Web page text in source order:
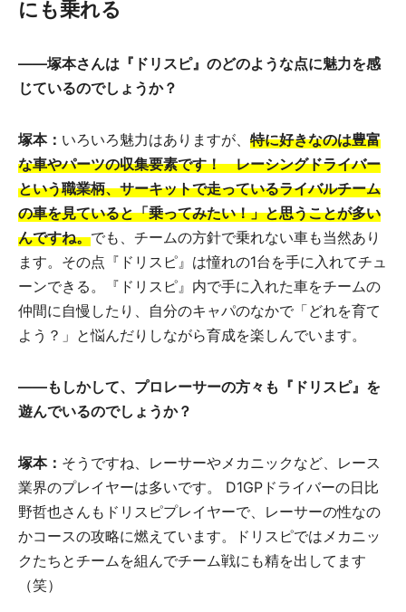
にも乗れる
――塚本さんは『ドリスピ』のどのような点に魅力を感
じているのでしょうか？
塚本： いろいろ魅力はありますが、 特に好きなのは豊富
な車やパーツの収集要素です！ レーシングドライバー
という職業柄、サーキットで走っているライバルチーム
の車を見ていると「乗ってみたい！」と思うことが多い
んですね。でも、チームの方針で乗れない車も当然あり
ます。その点『ドリスピ』は憧れの1台を手に入れてチュ
ーンできる。『ドリスピ』内で手に入れた車をチームの
仲間に自慢したり、自分のキャパのなかで「どれを育て
よう？」と悩んだりしながら育成を楽しんでいます。
――もしかして、プロレーサーの方々も『ドリスピ』を
遊んでいるのでしょうか？
塚本： そうですね、レーサーやメカニックなど、レース
業界のプレイヤーは多いです。 D1GPドライバーの日比
野哲也さんもドリスピプレイヤーで、レーサーの性なの
かコースの攻略に燃えています。ドリスピではメカニッ
クたちとチームを組んでチーム戦にも精を出してます
（笑）